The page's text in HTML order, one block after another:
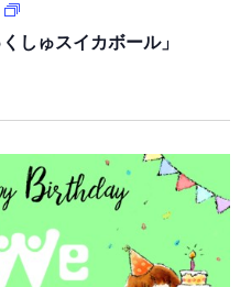
しゅスイカボール」